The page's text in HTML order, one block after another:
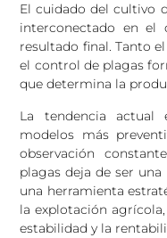
El cuidado del cultivo
interconectado en el
resultado final. Tanto
el control de plagas
que determina la
La tendencia actual
modelos más
observación
plagas deja de ser
una herramienta
la explotación
estabilidad y la